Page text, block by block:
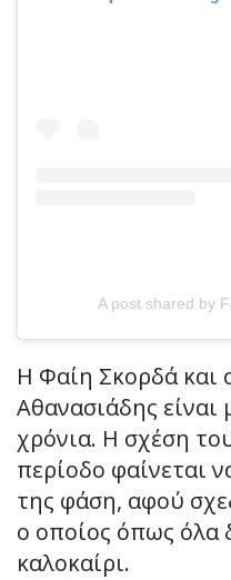
A post shared by
Η Φαίη Σκορδά και
Αθανασιάδης είναι
χρόνια. Η σχέση
περίοδο φαίνεται
της φάση, αφού
ο οποίος όπως όλα
καλοκαίρι.